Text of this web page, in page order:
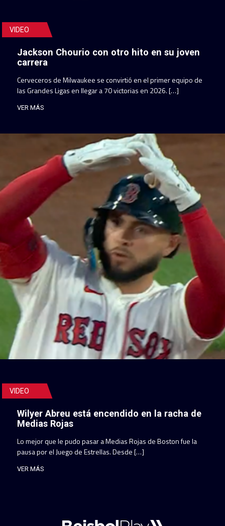
VIDEO
Jackson Chourio con otro hito en su joven
carrera
Cerveceros de Milwaukee se convirtió en el primer equipo de
las Grandes Ligas en llegar a 70 victorias en 2026. […]
VER MÁS
VIDEO
Wilyer Abreu está encendido en la racha de
Medias Rojas
Lo mejor que le pudo pasar a Medias Rojas de Boston fue la
pausa por el Juego de Estrellas. Desde […]
VER MÁS